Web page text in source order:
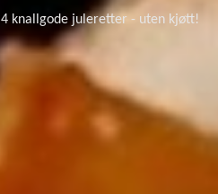
4 knallgode juleretter - uten kjøtt!